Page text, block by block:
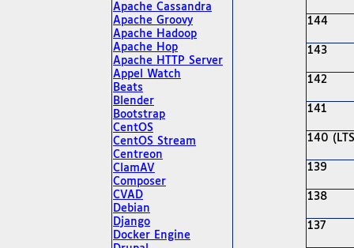
Apache Cassandra
Apache Groovy
Apache Hadoop
Apache Hop
Apache HTTP Server
Appel Watch
Beats
Blender
Bootstrap
CentOS
CentOS Stream
Centreon
ClamAV
Composer
CVAD
Debian
Django
Docker Engine
144
143
142
141
140
139
138
137